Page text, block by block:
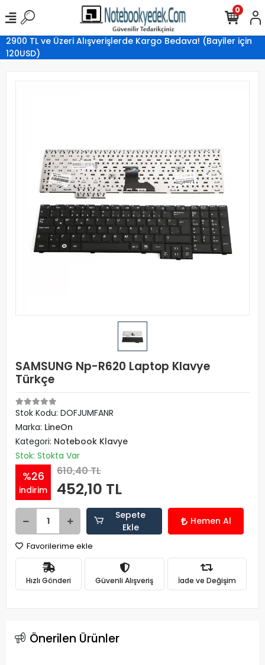
2900 TL ve Üzeri Alışverişlerde Kargo Bedava! (Bayiler için
120USD)
0
SAMSUNG Np-R620 Laptop Klavye
Türkçe
Stok Kodu: DOFJUMFANR
Marka: LineOn
Kategori: Notebook Klavye
Stok: Stokta Var
%26
indirim
610,40 TL
452,10 TL
Sepete
Ekle
Hemen Al
Favorilerime ekle
Hızlı Gönderi Güvenli Alışveriş İade ve Değişim
Önerilen Ürünler